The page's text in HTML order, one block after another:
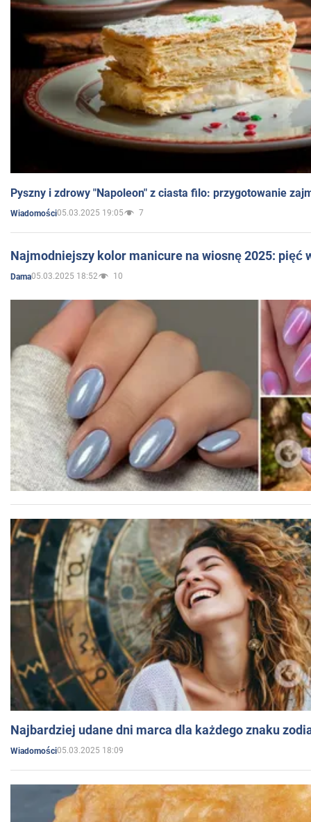
Pyszny i zdrowy "Napoleon" z ciasta filo: przygotowanie
Wiadomości05.03.2025 19:05 7
Najmodniejszy kolor manicure na wiosnę 2025: pięć
Dama05.03.2025 18:52 10
Najbardziej udane dni marca dla każdego znaku
Wiadomości05.03.2025 18:09